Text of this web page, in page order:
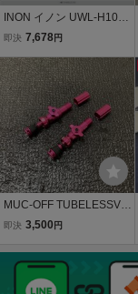
INON イノン UWL-H100
ワイドコンバージョンレ
セット【Z1】
即決 7,678円
MUC-OFF TUBELESSVA
LVES BIGBORE HYBRID
ブ マックオフ muc off チ
ューブレスバルブ Sサイ
即決 3,500 円